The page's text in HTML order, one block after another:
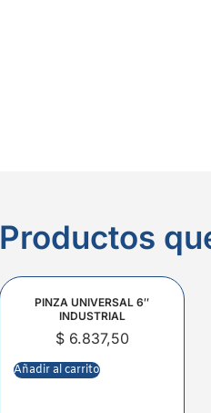
Productos
PINZA UNIVERSAL 6″
INDUSTRIAL
$6.837,50
Añadir al carrito